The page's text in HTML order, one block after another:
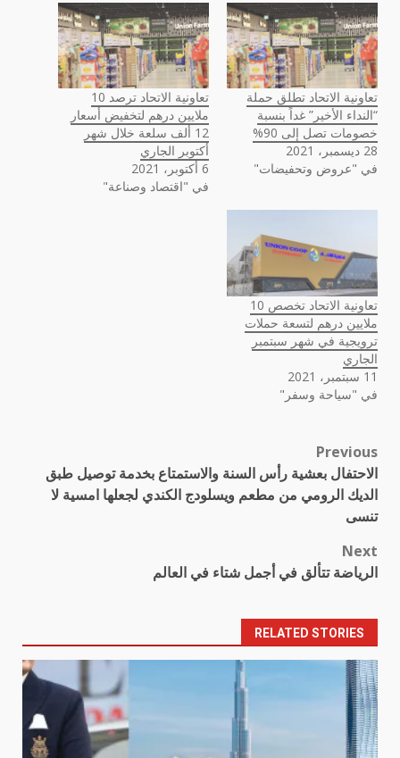
تعاونية الاتحاد تطلق حملة
“النداء الأخير” غداً بنسبة
خصومات تصل إلى 90%
28 ديسمبر، 2021
في "عروض وتحفيضات"
تعاونية الاتحاد ترصد 10
ملايين درهم لتخفيض أسعار
12 ألف سلعة خلال شهر
أكتوبر الجاري
6 أكتوبر، 2021
في "اقتصاد وصناعة"
تعاونية الاتحاد تخصص 10
ملايين درهم لتسعة حملات
ترويجية في شهر سبتمبر
الجاري
11 سبتمبر، 2021
في "سياحة وسفر"
Post
navigation
Previous
الاحتفال بعشية رأس السنة والاستمتاع بخدمة توصيل طبق
الديك الرومي من مطعم ويسلودج الكندي لجعلها امسية لا
تنسى
Next
الرياضة تتألق في أجمل شتاء في العالم
RELATED STORIES